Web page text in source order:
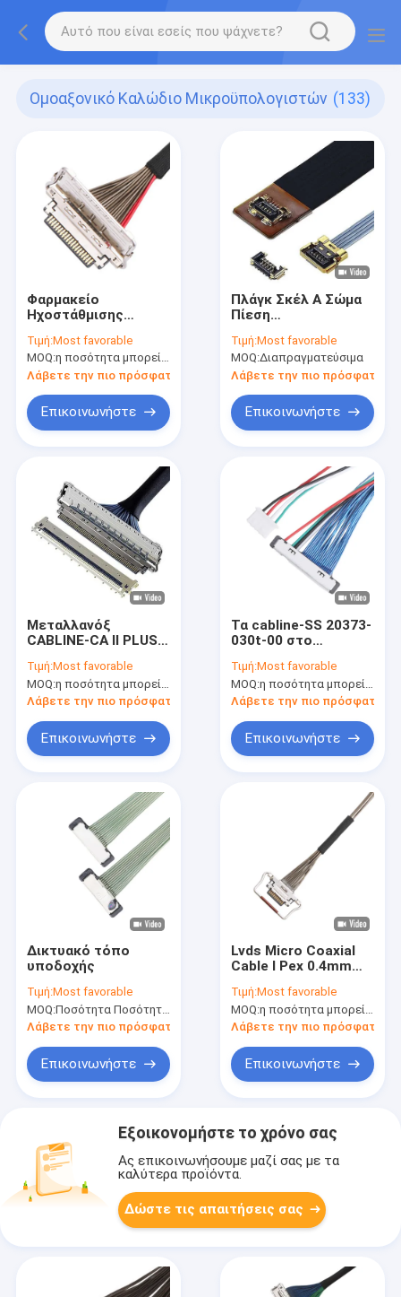
Ομοαξονικό Καλώδιο Μικροϋπολογιστών (133)
Φαρμακείο
Ηχοστάθμισης
μικροσυμμετρικό
καλώδιο 20 Pin I PEX
0.4mm βήμα 20679-
020T-01
Τιμή:Most favorable
MOQ:η ποσότητα μπορεί να διαπραγματευθεί
Λάβετε την πιο πρόσφατη τιμή
Επικοινωνήστε
Πλάγκ Σκέλ Α Σώμα
Πίεση
καλώδια Συγκρότημα
καλωδίων-UY 20857
005T 20907 005E
3568 0051 20854-
005E 02
Τιμή:Most favorable
MOQ:Διαπραγματεύσιμα
Λάβετε την πιο πρόσφατη
Επικοινωνήστε
Μεταλλανόξ
CABLINE-CA II PLUS
Συνδετήρας Με
Τύπο Οριζόντιου
Συζύγου, 0,4 mm
20789 20790
Τιμή:Most favorable
MOQ:η ποσότητα μπορεί να διαπραγματευθεί
Λάβετε την πιο πρόσφατη τιμή
Επικοινωνήστε
Τα cabline-SS 20373-
030t-00 στο
μικροϋπολογιστή
συνελεύσεων 51021-
0400 πείθουν τους
Τιμή:Most favorable
MOQ:η ποσότητα μπορεί να διαπραγματευθεί
Λάβετε την πιο πρόσφατη
Επικοινωνήστε
Δικτυακό τόπο
υποδοχής
Τιμή:Most favorable
MOQ:Ποσότητα Ποσότητα μπορεί να διαπραγματευθεί
Λάβετε την πιο πρόσφατη τιμή
Επικοινωνήστε
Lvds Micro Coaxial
Cable I Pex 0.4mm
01s 10 Πιν
Τιμή:Most favorable
MOQ:η ποσότητα μπορεί να διαπραγματευθεί
Λάβετε την πιο πρόσφατη
Επικοινωνήστε
Εξοικονομήστε το χρόνο σας
Ας επικοινωνήσουμε μαζί σας με τα
καλύτερα προϊόντα.
Δώστε τις απαιτήσεις σας